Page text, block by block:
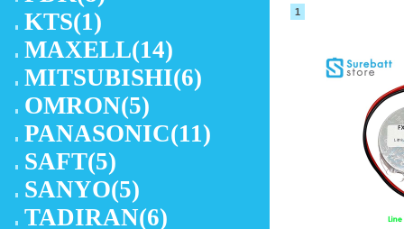
KTS(1)
MAXELL(14)
MITSUBISHI(6)
OMRON(5)
PANASONIC(11)
SAFT(5)
SANYO(5)
TADIRAN(6)
1